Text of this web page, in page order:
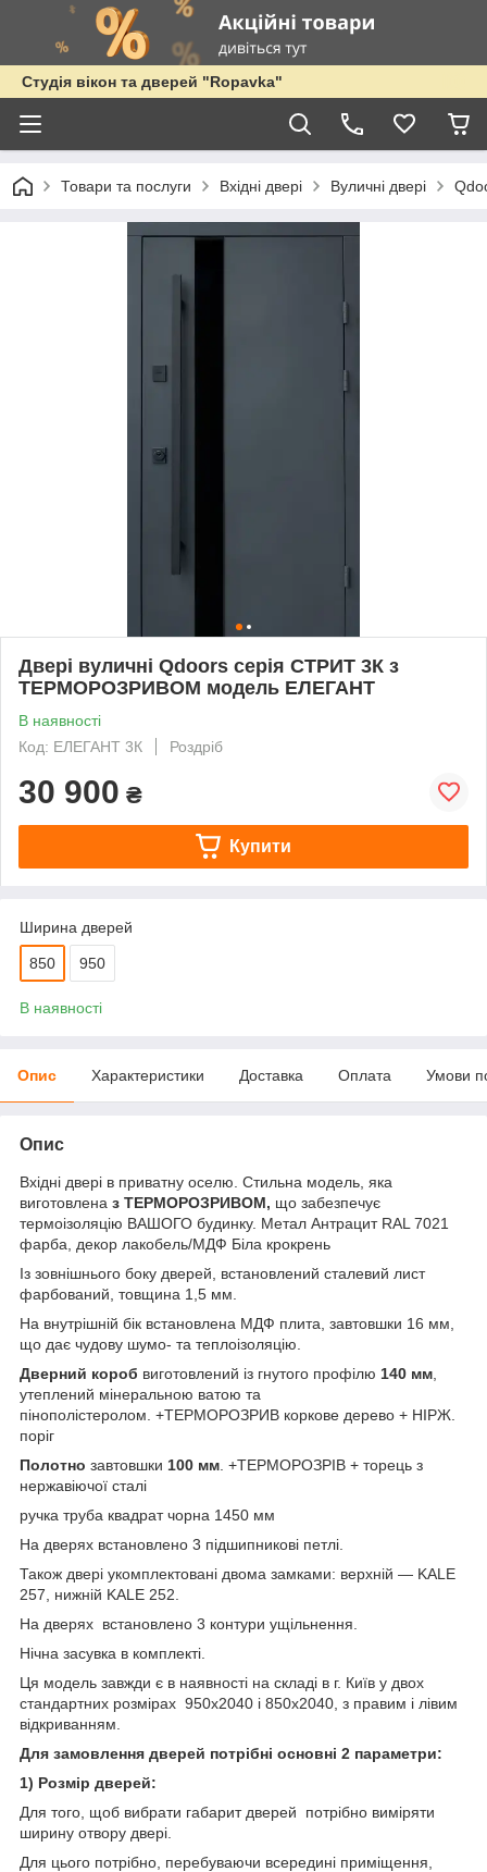
Студія вікон та дверей "Ropavka"
Товари та послуги Вхідні двері Вуличні двері
Двері вуличні Qdoors серія СТРИТ 3К з
ТЕРМОРОЗРИВОМ модель ЕЛЕГАНТ
В наявності
Код: ЕЛЕГАНТ 3К
Роздріб
30 900 ₴
Купити
Ширина дверей
850 950
В наявності
Опис Характеристики Доставка Оплата Умови
Опис
Вхідні двері в приватну оселю. Стильна модель, яка
виготовлена з ТЕРМОРОЗРИВОМ, що забезпечує
термоізоляцію ВАШОГО будинку. Метал Антрацит RAL 7021
фарба, декор лакобель/МДФ Біла крокрень
Із зовнішнього боку дверей, встановлений сталевий лист
фарбований, товщина 1,5 мм.
На внутрішній бік встановлена МДФ плита, завтовшки 16 мм,
що дає чудову шумо- та теплоізоляцію.
Дверний короб виготовлений із гнутого профілю 140 мм
утеплений мінеральною ватою та
пінополістеролом. +ТЕРМОРОЗРИВ коркове дерево + НІРЖ.
поріг
Полотно завтовшки 100 мм . +ТЕРМОРОЗРІВ + торець з
нержавіючої сталі
ручка труба квадрат чорна 1450 мм
На дверях встановлено 3 підшипникові петлі.
Також двері укомплектовані двома замками: верхній — KALE
257, нижній KALE 252.
На дверях встановлено 3 контури ущільнення.
Нічна засувка в комплекті.
Ця модель завжди є в наявності на складі в г. Київ у двох
стандартних розмірах 950х2040 і 850х2040, з правим і лівим
відкриванням.
Для замовлення дверей потрібні основні 2 параметри:
1) Розмір дверей:
Для того, щоб вибрати габарит дверей потрібно виміряти
ширину отвору двері.
Для цього потрібно, перебуваючи всередині приміщення,